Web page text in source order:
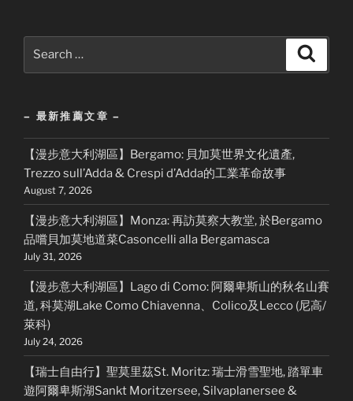
– 最新推薦文章 –
【漫步意大利湖區】Bergamo: 貝加莫世界文化遺產,
Trezzo sull’Adda & Crespi d’Adda的工業革命故事
August 7, 2026
【漫步意大利湖區】Monza: 再訪莫察大教堂, 於Bergamo
品嚐貝加莫地道菜Casoncelli alla Bergamasca
July 31, 2026
【漫步意大利湖區】Lago di Como: 阿爾卑斯山的秋名山賽
道, 科莫湖Lake Como Chiavenna、Colico及Lecco (尼高/
萊科)
July 24, 2026
【瑞士自由行】聖莫里茲St. Moritz: 瑞士滑雪聖地, 踏單車
遊阿爾卑斯湖Sankt Moritzersee, Silvaplanersee &